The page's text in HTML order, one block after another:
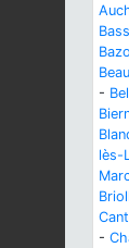
-
lès-
-